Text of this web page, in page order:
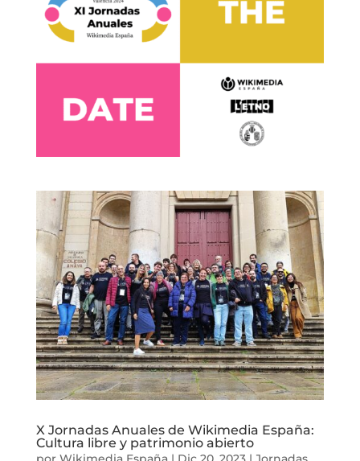
X Jornadas Anuales de Wikimedia España:
Cultura libre y patrimonio abierto